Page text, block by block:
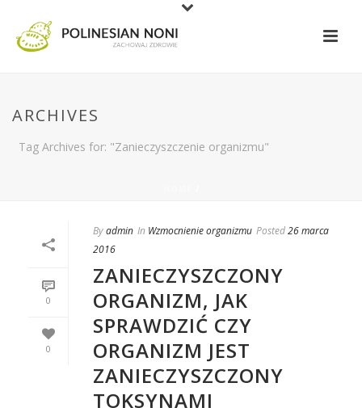
ARCHIVES
Tag Archives for: "Zanieczyszczenie organizmu"
0
0
Byadmin In Wzmocnienie organizmu Posted26 marca
2016
ZANIECZYSZCZONY
ORGANIZM, JAK
SPRAWDZIĆ CZY
ORGANIZM JEST
ZANIECZYSZCZONY
TOKSYNAMI